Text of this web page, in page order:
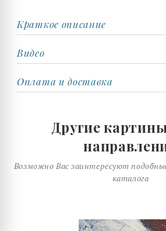
Краткое описание
Видео
Оплата и доставка
Другие
Возможно Вас заинтересуют
каталога